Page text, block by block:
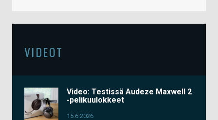
VIDEOT
Video: Testissä Audeze Maxwell 2
-pelikuulokkeet
15.6.2026